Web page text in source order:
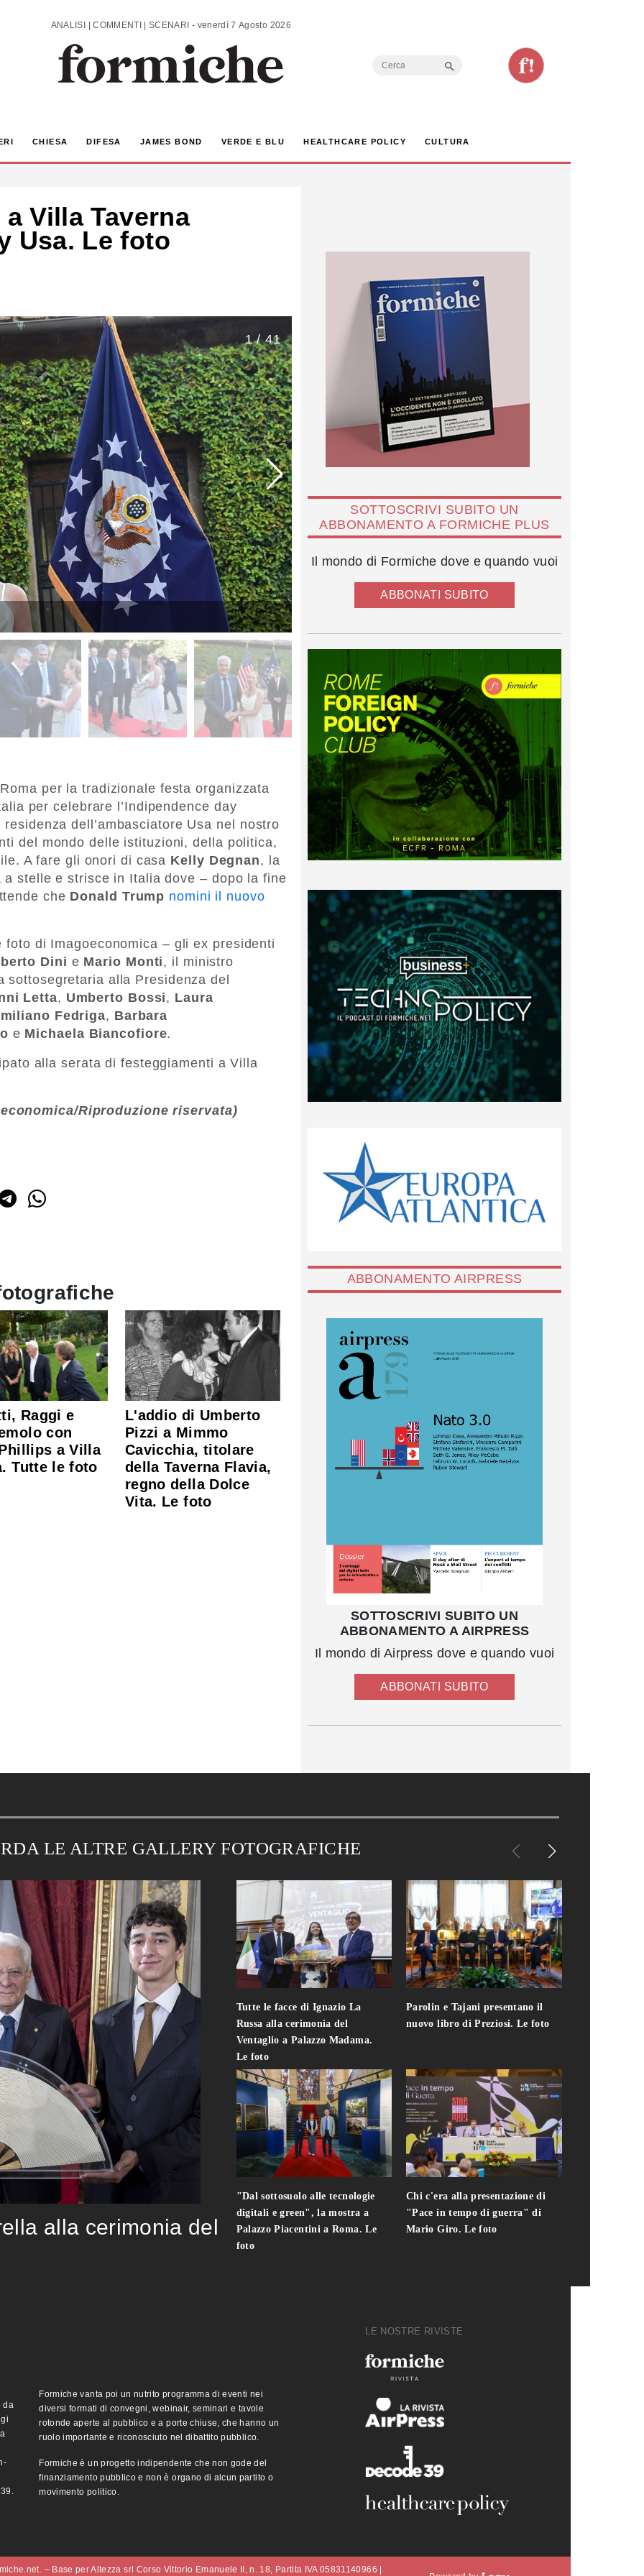
ANALISI | COMMENTI | SCENARI - venerdì 7 Agosto 2026
Search
CHIESA DIFESA JAMES BOND VERDE E BLU HEALTHCARE POLICY CULTURA
Villa Taverna
Usa. Le foto
1 / 41
per la tradizionale festa organizzata
per celebrare l’Indipendence day
dell’ambasciatore Usa nel nostro
del mondo delle istituzioni, della politica,
A fare gli onori di casa Kelly Degnan, la
stelle e strisce in Italia dove – dopo la fine
che Donald Trump nomini il nuovo
di Imagoeconomica – gli ex presidenti
Dini e Mario Monti, il ministro
sottosegretaria alla Presidenza del
Letta, Umberto Bossi, Laura
Fedriga, Barbara
e Michaela Biancofiore.
alla serata di festeggiamenti a Villa
Riproduzione riservata)
Raggi e
con
a Villa
Tutte le foto
L'addio di Umberto
Pizzi a Mimmo
Cavicchia, titolare
della Taverna Flavia,
regno della Dolce
Vita. Le foto
SOTTOSCRIVI SUBITO UN
ABBONAMENTO A FORMICHE PLUS
Il mondo di Formiche dove e quando vuoi
ABBONATI SUBITO
ABBONAMENTO AIRPRESS
SOTTOSCRIVI SUBITO UN
ABBONAMENTO A AIRPRESS
Il mondo di Airpress dove e quando vuoi
ABBONATI SUBITO
LE ALTRE GALLERY FOTOGRAFICHE
alla cerimonia del
Tutte le facce di Ignazio La
Russa alla cerimonia del
Ventaglio a Palazzo Madama.
Le foto
"Dal sottosuolo alle tecnologie
digitali e green", la mostra a
Palazzo Piacentini a Roma. Le
foto
Parolin e Tajani presentano il
nuovo libro di Preziosi. Le foto
Chi c'era alla presentazione di
"Pace in tempo di guerra" di
Mario Giro. Le foto
da
Formiche vanta poi un nutrito programma di eventi nei
diversi formati di convegni, webinair, seminari e tavole
rotonde aperte al pubblico e a porte chiuse, che hanno un
ruolo importante e riconosciuto nel dibattito pubblico.
Formiche è un progetto indipendente che non gode del
finanziamento pubblico e non è organo di alcun partito o
movimento politico.
LE NOSTRE RIVISTE
– Base per Altezza srl Corso Vittorio Emanuele II, n. 18, Partita IVA 05831140966 |